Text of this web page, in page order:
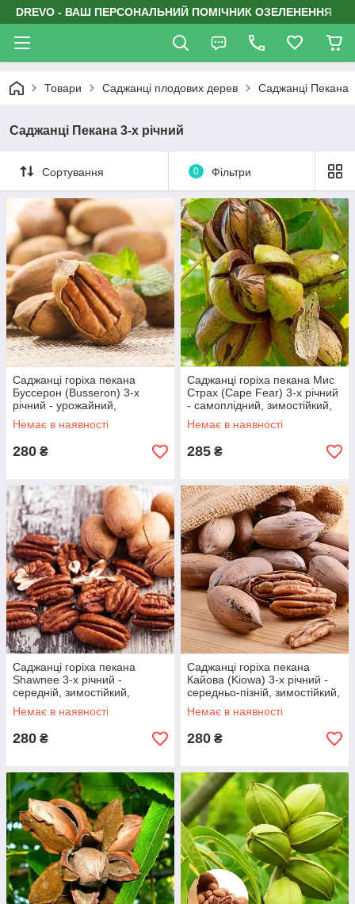
DREVO - ВАШ ПЕРСОНАЛЬНИЙ ПОМІЧНИК ОЗЕЛЕНЕННЯ
Товари Саджанці плодових дерев Саджанці Пекана
Саджанці Пекана 3-х річний
Сортування 0 Фільтри
Саджанці горіха пекана
Буссерон (Busseron) 3-х
річний - урожайний,
зимостійкий, невибагливий
Немає в наявності
280 ₴
Саджанці горіха пекана Мис
Страх (Cape Fear) 3-х річний
- самоплідний, зимостійкий,
невибагливий
Немає в наявності
285 ₴
Саджанці горіха пекана
Shawnee 3-х річний -
середній, зимостійкий,
маслянистий
Немає в наявності
280 ₴
Саджанці горіха пекана
Кайова (Kiowa) 3-х річний -
середньо-пізній, зимостійкий,
урожайний
Немає в наявності
280 ₴